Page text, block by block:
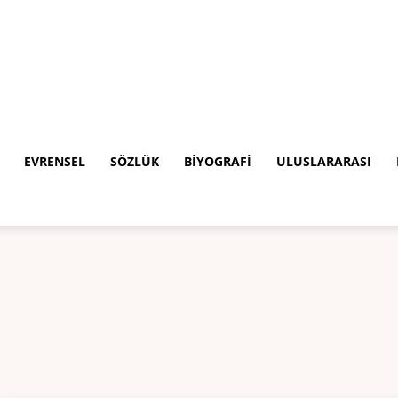
EVRENSEL SÖZLÜK BIYOGRAFI ULUSLARARASI